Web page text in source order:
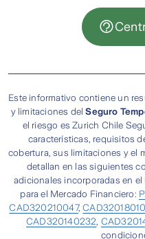
Este informativo contiene un
y limitaciones delSeguro
el riesgo es Zurich Chile
características, requisitos
cobertura, sus limitaciones y el
detallan en las siguientes
adicionales incorporadas en
para el Mercado Financiero:
CAD320210047,
CAD320140232